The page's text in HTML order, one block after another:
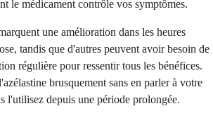
le médicament contrôle vos symptômes.
une amélioration dans les heures
tandis que d'autres peuvent avoir besoin de
régulière pour ressentir tous les bénéfices.
brusquement sans en parler à votre
l'utilisez depuis une période prolongée.